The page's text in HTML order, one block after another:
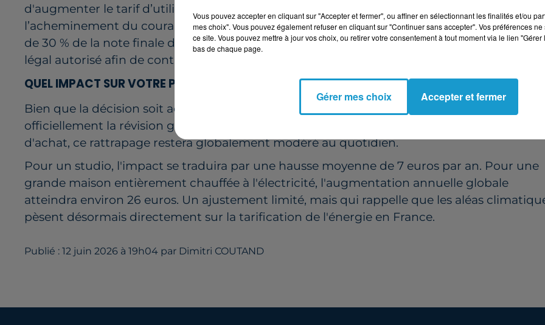
d'augmenter le tarif d’utilisation des réseaux publics d’électricité. Cette composante
l’acheminement du courant depuis les centrales jusqu'aux habitations. Elle représente
de 30 % de la note finale des usagers, et le régulateur a décidé de la rehausser au
légal autorisé afin de continuer à entretenir et développer les lignes électriques.
QUEL IMPACT SUR VOTRE PORTEFEUILLE ?
Bien que la décision soit actée, la Commission de régulation de l’énergie n’annoncera
officiellement la révision globale des tarifs qu'à la mi-juillet. Heureusement pour le pouvoir
d'achat, ce rattrapage restera globalement modéré au quotidien.
Pour un studio, l'impact se traduira par une hausse moyenne de 7 euros par an. Pour une
grande maison entièrement chauffée à l'électricité, l'augmentation annuelle globale
atteindra environ 26 euros. Un ajustement limité, mais qui rappelle que les aléas
pèsent désormais directement sur la tarification de l'énergie en France.
Publié : 12 juin 2026 à 19h04 par Dimitri COUTAND
Vous pouvez accepter en cliquant sur "Accepter et fermer", ou affiner en sélectionnant les finalités et/ou
mes choix". Vous pouvez également refuser en cliquant sur "Continuer sans accepter". Vos préférences
ce site. Vous pouvez mettre à jour vos choix, ou retirer votre consentement à tout moment via le lien
bas de chaque page.
Gérer mes choix Accepter et fermer